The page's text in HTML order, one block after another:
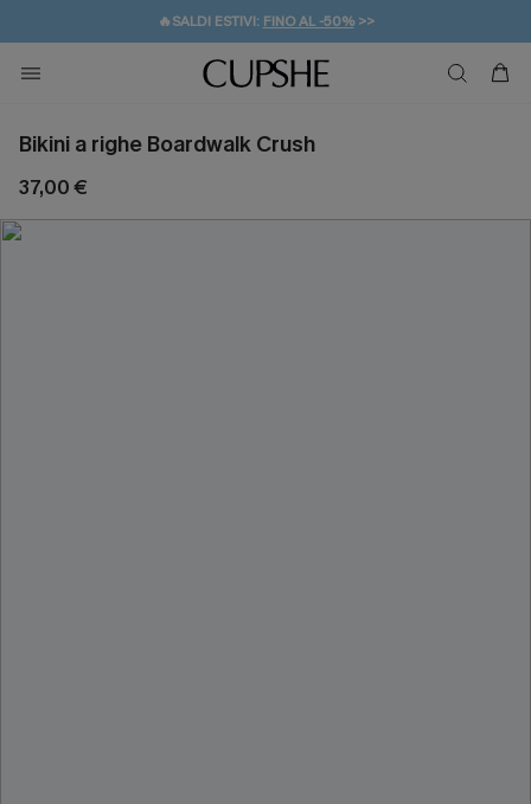
🔥SALDI ESTIVI: FINO AL -50%>>
🚚SPEDIZIONE GRATUITA DA 49€
💌REGALO PER I NUOVI: 20% DI SCONTO*
Bikini a righe Boardwalk Crush
37,00 €